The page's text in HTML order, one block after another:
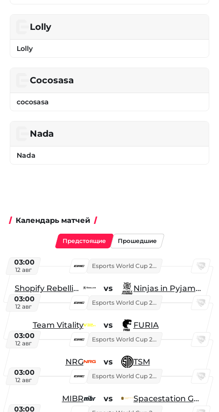
Lolly
Lolly
Cocosasa
cocosasa
Nada
Nada
Календарь матчей
Предстоящие Прошедшие
03:00
12 авг
Esports World Cup 2026
Shopify Rebellion vs Ninjas in Pyjamas
03:00
12 авг
Esports World Cup 2026
Team Vitality vs FURIA
03:00
12 авг
Esports World Cup 2026
NRG vs TSM
03:00
12 авг
Esports World Cup 2026
MIBR vs Spacestation Gaming
03:00